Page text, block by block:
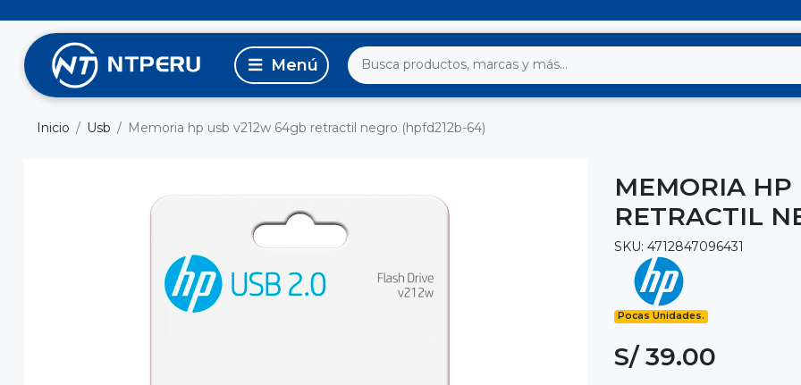
Inicio Usb Memoria hp usb v212w 64gb retractil negro (hpfd212b-64)
MEMORIA HP
RETRACTIL
SKU: 4712847096431
Pocas Unidades.
S/ 39.00